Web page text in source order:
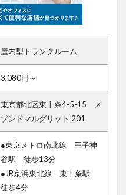
屋内型トランクルーム
3,080円～
東京都北区東十条4-5-15 メ
ゾンドマルグリット 201
●東京メトロ南北線 王子神
谷駅 徒歩13分
●JR京浜東北線 東十条駅
徒歩4分